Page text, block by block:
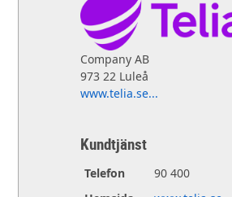
Company AB
973 22 Luleå
www.telia.se...
Kundtjänst
Telefon
90 400